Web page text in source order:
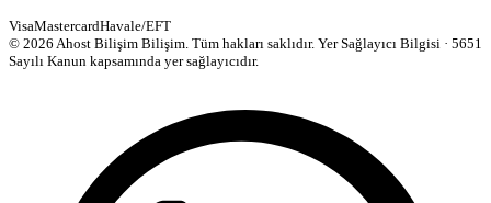
VisaMastercardHavale/EFT
© 2026 Ahost Bilişim Bilişim. Tüm hakları saklıdır. Yer Sağlayıcı Bilgisi · 5651
Sayılı Kanun kapsamında yer sağlayıcıdır.